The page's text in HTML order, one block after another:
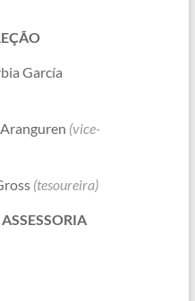
García
(vice-
(tesoureira)